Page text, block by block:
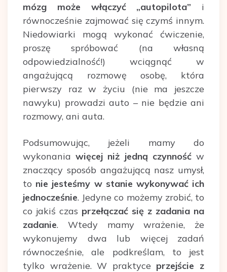
mózg może włączyć „autopilota” i
równocześnie zajmować się czymś innym.
Niedowiarki mogą wykonać ćwiczenie,
proszę spróbować (na własną
odpowiedzialność!) wciągnąć w
angażującą rozmowę osobę, która
pierwszy raz w życiu (nie ma jeszcze
nawyku) prowadzi auto – nie będzie ani
rozmowy, ani auta.
Podsumowując, jeżeli mamy do
wykonaniawięcej niż jedną czynnośćw
znaczący sposób angażującą nasz umysł,
to nie jesteśmy w stanie wykonywać ich
jednocześnie. Jedyne co możemy zrobić, to
co jakiś czas przełączać się z zadania na
zadanie. Wtedy mamy wrażenie, że
wykonujemy dwa lub więcej zadań
równocześnie, ale podkreślam, to jest
tylko wrażenie. W praktyce przejście z